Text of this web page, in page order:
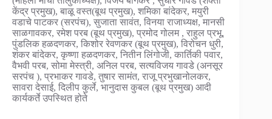
केंद्र प्रमुख), बाळू वस्त(बूथ प्रमुख), शमिका बांदेकर, मयुरी
वडाचे पाटकर (सरपंच), सुजाता सावंत, विनया राजाध्यक्ष, मानसी
साळगावकर, रमेश परब (बूथ प्रमुख), प्रमोद गोलम , राहुल प्रभू,
पुंडलिक हळदणकर, किशोर रेवणकर (बूथ प्रमुख), विरोचन धुरी,
शंकर बांदेकर, कृष्णा हळदणकर, नितीन लिंगोजी, कार्तिकी पवार,
वैभवी परब, सोमा मेस्त्री, अनिल परब, सत्यविजय गावडे (अनसूर
सरपंच ), प्रभाकर गावडे, तुषार सामंत, राजू प्रभुखानोलकर,
सावरा देसाई, दिलीप कुर्ले, भानुदास कुबल (बूथ प्रमुख) आदी
कार्यकर्ते उपस्थित होते